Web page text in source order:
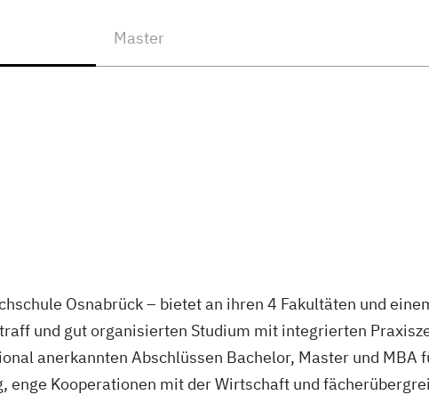
Master
Osnabrück – bietet an ihren 4 Fakultäten und
und gut organisierten Studium mit integrierten
anerkannten Abschlüssen Bachelor, Master und MBA
enge Kooperationen mit der Wirtschaft und